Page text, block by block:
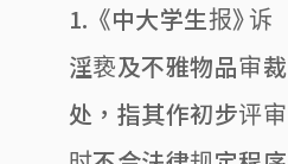
1. 《中大学生报》诉
淫亵及不雅物品审裁
处，指其作初步评审